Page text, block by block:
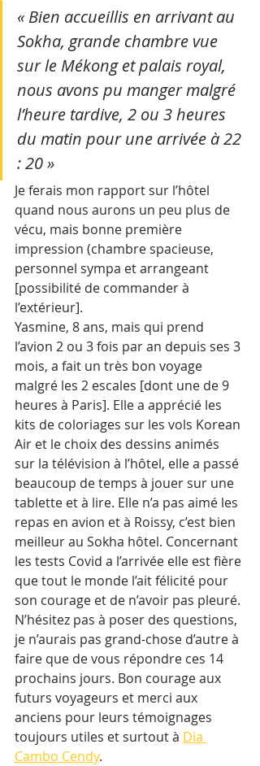
« Bien accueillis en arrivant au
Sokha, grande chambre vue
sur le Mékong et palais royal,
nous avons pu manger malgré
l’heure tardive, 2 ou 3 heures
du matin pour une arrivée à 22
: 20 »
Je ferais mon rapport sur l’hôtel
quand nous aurons un peu plus de
vécu, mais bonne première
impression (chambre spacieuse,
personnel sympa et arrangeant
[possibilité de commander à
l’extérieur].
Yasmine, 8 ans, mais qui prend
l’avion 2 ou 3 fois par an depuis ses 3
mois, a fait un très bon voyage
malgré les 2 escales [dont une de 9
heures à Paris]. Elle a apprécié les
kits de coloriages sur les vols Korean
Air et le choix des dessins animés
sur la télévision à l’hôtel, elle a passé
beaucoup de temps à jouer sur une
tablette et à lire. Elle n’a pas aimé les
repas en avion et à Roissy, c’est bien
meilleur au Sokha hôtel. Concernant
les tests Covid a l’arrivée elle est fière
que tout le monde l’ait félicité pour
son courage et de n’avoir pas pleuré.
N’hésitez pas à poser des questions,
je n’aurais pas grand-chose d’autre à
faire que de vous répondre ces 14
prochains jours. Bon courage aux
futurs voyageurs et merci aux
anciens pour leurs témoignages
toujours utiles et surtout à Dia
Cambo Cendy.